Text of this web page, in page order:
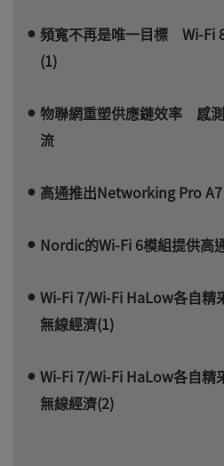
頻寬不再是唯一目標 Wi-Fi
(1)
物聯網重塑供應鏈效率 感
流
高通推出Networking Pro
Nordic的Wi-Fi 6模組提供高
Wi-Fi 7/Wi-Fi HaLow各自
無線經濟(1)
Wi-Fi 7/Wi-Fi HaLow各自
無線經濟(2)